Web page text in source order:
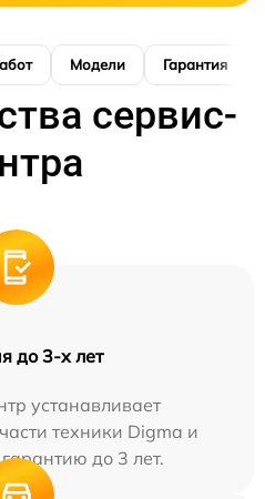
Модели Гарантия
сервис-
до 3-х лет
устанавливает
техники Digma и
до 3 лет.